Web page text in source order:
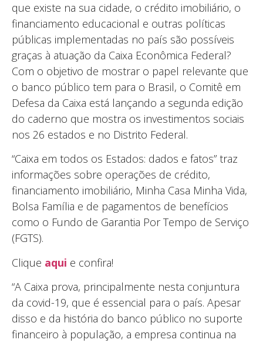
que existe na sua cidade, o crédito imobiliário, o
financiamento educacional e outras políticas
públicas implementadas no país são possíveis
graças à atuação da Caixa Econômica Federal?
Com o objetivo de mostrar o papel relevante que
o banco público tem para o Brasil, o Comitê em
Defesa da Caixa está lançando a segunda edição
do caderno que mostra os investimentos sociais
nos 26 estados e no Distrito Federal.
“Caixa em todos os Estados: dados e fatos” traz
informações sobre operações de crédito,
financiamento imobiliário, Minha Casa Minha Vida,
Bolsa Família e de pagamentos de benefícios
como o Fundo de Garantia Por Tempo de Serviço
(FGTS).
Clique aqui e confira!
“A Caixa prova, principalmente nesta conjuntura
da covid-19, que é essencial para o país. Apesar
disso e da história do banco público no suporte
financeiro à população, a empresa continua na